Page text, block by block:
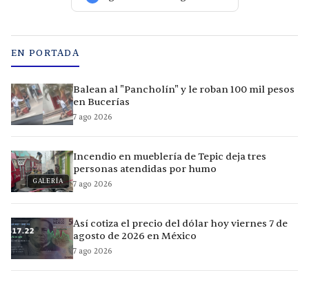
EN PORTADA
Balean al "Pancholín" y le roban 100 mil pesos
en Bucerías
7 ago 2026
GALERÍA
Incendio en mueblería de Tepic deja tres
personas atendidas por humo
7 ago 2026
Así cotiza el precio del dólar hoy viernes 7 de
agosto de 2026 en México
7 ago 2026